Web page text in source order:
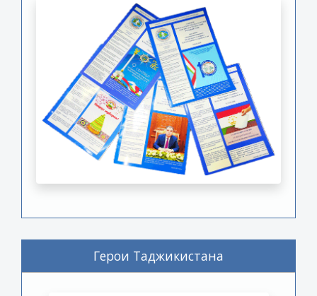
Герои Таджикистана